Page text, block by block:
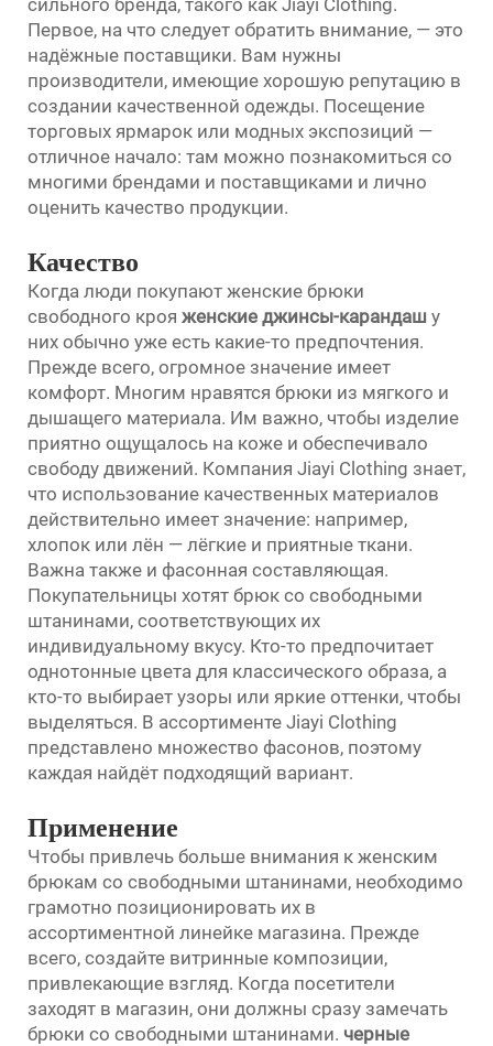
Первое, на что следует обратить внимание, — это
надёжные поставщики. Вам нужны
производители, имеющие хорошую репутацию в
создании качественной одежды. Посещение
торговых ярмарок или модных экспозиций —
отличное начало: там можно познакомиться со
многими брендами и поставщиками и лично
оценить качество продукции.
Качество
Когда люди покупают женские брюки
свободного кроя женские джинсы-карандаш у
них обычно уже есть какие-то предпочтения.
Прежде всего, огромное значение имеет
комфорт. Многим нравятся брюки из мягкого и
дышащего материала. Им важно, чтобы изделие
приятно ощущалось на коже и обеспечивало
свободу движений. Компания Jiayi Clothing знает,
что использование качественных материалов
действительно имеет значение: например,
хлопок или лён — лёгкие и приятные ткани.
Важна также и фасонная составляющая.
Покупательницы хотят брюк со свободными
штанинами, соответствующих их
индивидуальному вкусу. Кто-то предпочитает
однотонные цвета для классического образа, а
кто-то выбирает узоры или яркие оттенки, чтобы
выделяться. В ассортименте Jiayi Clothing
представлено множество фасонов, поэтому
каждая найдёт подходящий вариант.
Применение
Чтобы привлечь больше внимания к женским
брюкам со свободными штанинами, необходимо
грамотно позиционировать их в
ассортиментной линейке магазина. Прежде
всего, создайте витринные композиции,
привлекающие взгляд. Когда посетители
заходят в магазин, они должны сразу замечать
брюки со свободными штанинами. черные